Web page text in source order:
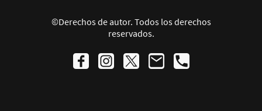
©Derechos de autor. Todos los derechos
reservados.